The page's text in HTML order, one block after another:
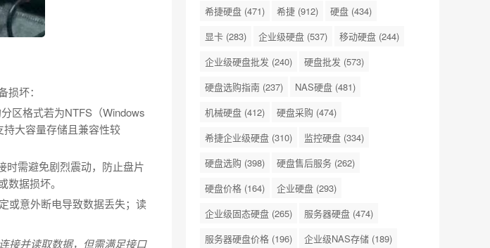
坏：
区格式若为NTFS（Windows
持大容量存储且兼容性较
时需避免剧烈震动，防止盘片
据损坏。
或意外断电导致数据丢失；读
接并读取数据，但需满足接口
希捷硬盘 (471) 希捷 (912) 硬盘 (434)
显卡 (283) 企业级硬盘 (537) 移动硬盘 (244)
企业级硬盘批发 (240) 硬盘批发 (573)
硬盘选购指南 (237) NAS硬盘 (481)
机械硬盘 (412) 硬盘采购 (474)
希捷企业级硬盘 (310) 监控硬盘 (334)
硬盘选购 (398) 硬盘售后服务 (262)
硬盘价格 (164) 企业硬盘 (293)
企业级固态硬盘 (265) 服务器硬盘 (474)
服务器硬盘价格 (196) 企业级NAS存储 (189)